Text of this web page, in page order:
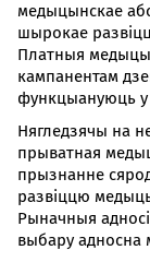
медыцынскае
шырокае
Платныя
кампанентам
функцыануюць
Нягледзячы на
прыватная
прызнанне
развіццю
Рыначныя
выбару адносна